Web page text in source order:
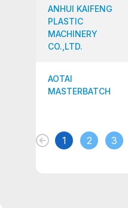
ANHUI KAIFENG
PLASTIC
MACHINERY
CO.,LTD.
AOTAI
MASTERBATCH
1 2 3